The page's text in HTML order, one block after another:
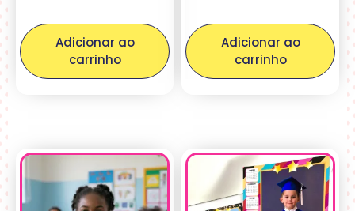
Adicionar ao
carrinho
Adicionar ao
carrinho